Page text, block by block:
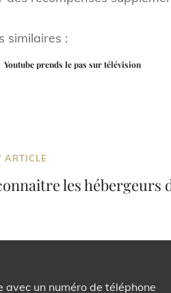
similaires :
Youtube prends le pas sur télévision
ARTICLE
les hébergeurs
avec un numéro de téléphone